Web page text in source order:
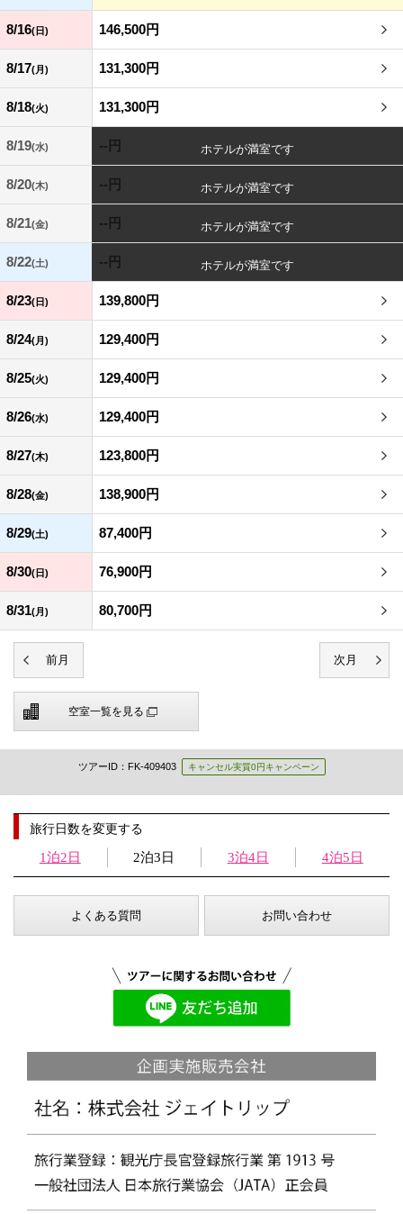
8/16(日) 146,500円
8/17(月) 131,300円
8/18(火) 131,300円
8/19(水) --円
8/20(木) --円
8/21(金) --円
8/22(土) --円
8/23(日) 139,800円
8/24(月) 129,400円
8/25(火) 129,400円
8/26(水) 129,400円
8/27(木) 123,800円
8/28(金) 138,900円
8/29(土) 87,400円
8/30(日) 76,900円
8/31(月) 80,700円
空室一覧を見る
ツアーID：FK-409403 キャンセル実質0円キャンペーン
旅行日数を変更する
1泊2日 2泊3日 3泊4日 4泊5日
よくある質問 お問い合わせ